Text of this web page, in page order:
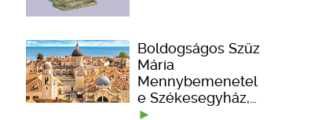
Boldogságos Szűz
Mária
Mennybemenetel
e Székesegyház,…